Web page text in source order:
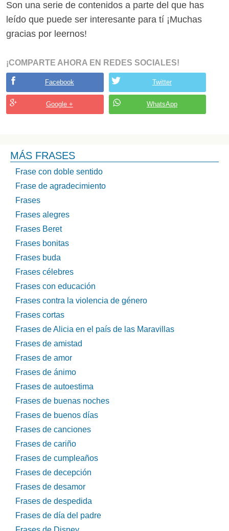
Son una serie de contenidos a parte del que has
leído que puede ser interesante para tí ¡Muchas
gracias por leernos!
¡COMPARTE AHORA EN REDES SOCIALES!
Facebook Twitter
Google + WhatsApp
MÁS FRASES
Frase con doble sentido
Frase de agradecimiento
Frases
Frases alegres
Frases Beret
Frases bonitas
Frases buda
Frases célebres
Frases con educación
Frases contra la violencia de género
Frases cortas
Frases de Alicia en el país de las Maravillas
Frases de amistad
Frases de amor
Frases de ánimo
Frases de autoestima
Frases de buenas noches
Frases de buenos días
Frases de canciones
Frases de cariño
Frases de cumpleaños
Frases de decepción
Frases de desamor
Frases de despedida
Frases de día del padre